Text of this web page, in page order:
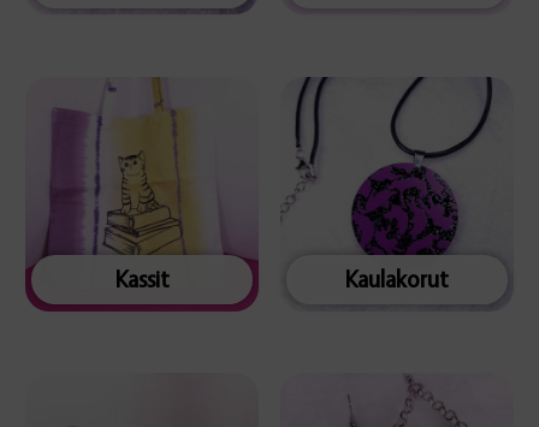
Kassit Kaulakorut